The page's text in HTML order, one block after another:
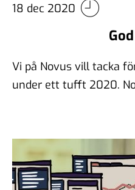
18 dec 2020
Vi på Novus vill tacka
under ett tufft 2020.